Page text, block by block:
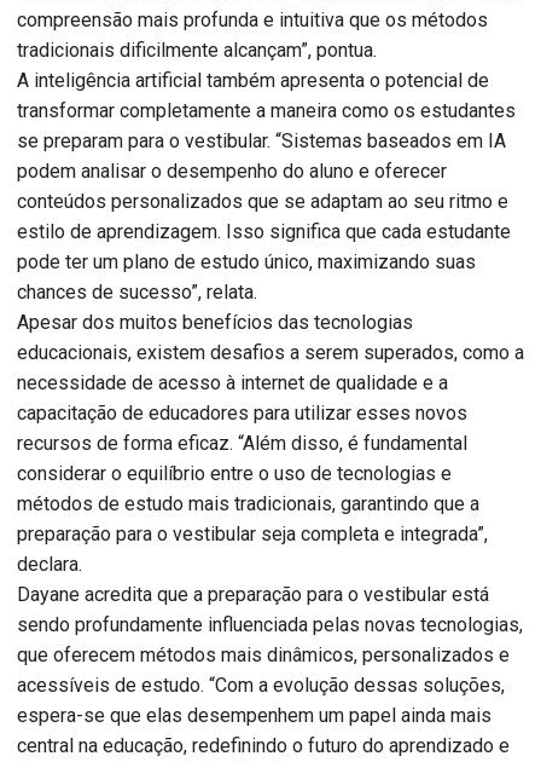
compreensão mais profunda e intuitiva que os métodos
tradicionais dificilmente alcançam”, pontua.
A inteligência artificial também apresenta o potencial de
transformar completamente a maneira como os estudantes
se preparam para o vestibular. “Sistemas baseados em IA
podem analisar o desempenho do aluno e oferecer
conteúdos personalizados que se adaptam ao seu ritmo e
estilo de aprendizagem. Isso significa que cada estudante
pode ter um plano de estudo único, maximizando suas
chances de sucesso”, relata.
Apesar dos muitos benefícios das tecnologias
educacionais, existem desafios a serem superados, como a
necessidade de acesso à internet de qualidade e a
capacitação de educadores para utilizar esses novos
recursos de forma eficaz. “Além disso, é fundamental
considerar o equilíbrio entre o uso de tecnologias e
métodos de estudo mais tradicionais, garantindo que a
preparação para o vestibular seja completa e integrada”,
declara.
Dayane acredita que a preparação para o vestibular está
sendo profundamente influenciada pelas novas tecnologias,
que oferecem métodos mais dinâmicos, personalizados e
acessíveis de estudo. “Com a evolução dessas soluções,
espera-se que elas desempenhem um papel ainda mais
central na educação, redefinindo o futuro do aprendizado e